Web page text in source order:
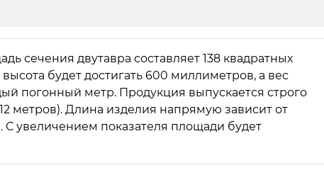
сечения двутавра составляет 138 квадратных
будет достигать 600 миллиметров, а вес
погонный метр. Продукция выпускается строго
метров). Длина изделия напрямую зависит от
увеличением показателя площади будет